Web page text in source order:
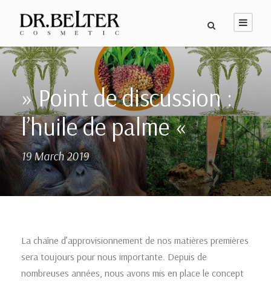
» Point de discussion :
l’huile de palme «
19 March 2019
La chaîne d’approvisionnement de nos matières premières
sera toujours pour nous importante. Depuis de
nombreuses années, nous avons mis en place le concept